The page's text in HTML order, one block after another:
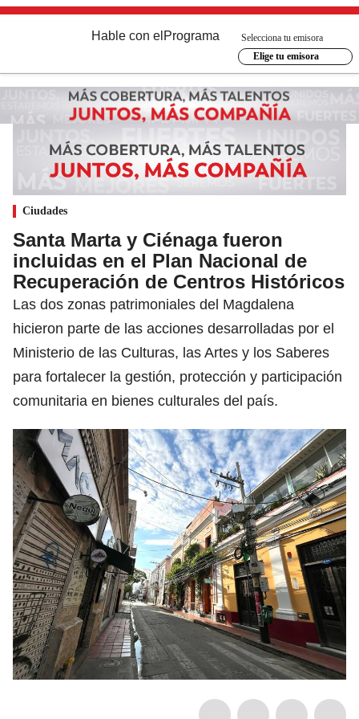
Hable con el Programa
Selecciona tu emisora
Elige tu emisora
Ciudades
Santa Marta y Ciénaga fueron
incluidas en el Plan Nacional de
Recuperación de Centros Históricos
Las dos zonas patrimoniales del Magdalena
hicieron parte de las acciones desarrolladas por el
Ministerio de las Culturas, las Artes y los Saberes
para fortalecer la gestión, protección y participación
comunitaria en bienes culturales del país.